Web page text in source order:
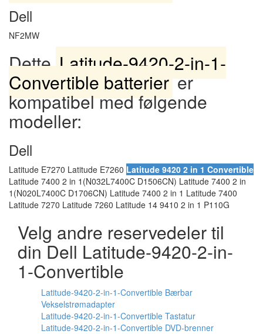
Dell
NF2MW
DetteLatitude-9420-2-in-1-
Convertible batterierer
kompatibel med følgende
modeller:
Dell
Latitude E7270 Latitude E7260 Latitude 9420 2 in 1 Convertible
Latitude 7400 2 in 1(N032L7400C D1506CN) Latitude 7400 2 in
1(N020L7400C D1706CN) Latitude 7400 2 in 1 Latitude 7400
Latitude 7270 Latitude 7260 Latitude 14 9410 2 in 1 P110G
Velg andre reservedeler til
din Dell Latitude-9420-2-in-
1-Convertible
Latitude-9420-2-in-1-Convertible Bærbar
Vekselstrømadapter
Latitude-9420-2-in-1-Convertible Tastatur
Latitude-9420-2-in-1-Convertible DVD-brenner